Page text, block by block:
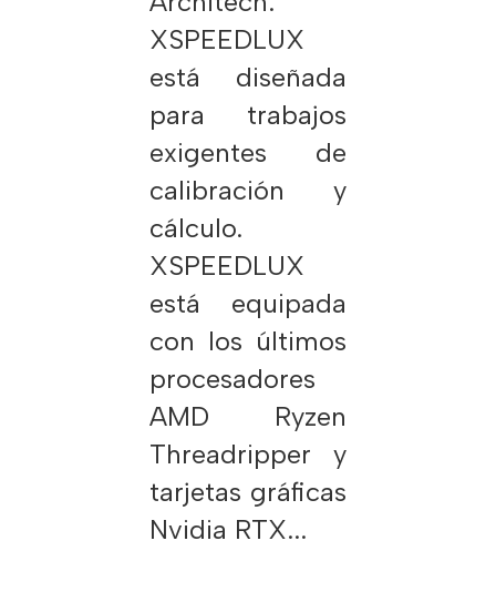
XSPEEDLUX
está diseñada
para trabajos
exigentes de
calibración y
cálculo.
XSPEEDLUX
está equipada
con los últimos
procesadores
AMD Ryzen
Threadripper y
tarjetas gráficas
Nvidia RTX...